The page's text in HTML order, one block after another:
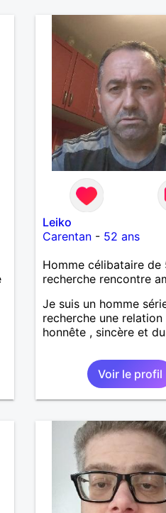
Leiko
Carentan- 52 ans
Homme célibataire de
recherche rencontre
Je suis un homme
recherche une relation
honnête , sincère et
Voir le profil